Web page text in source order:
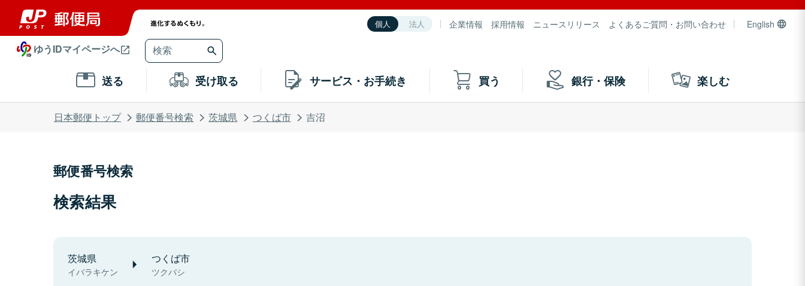
個人 法人 企業情報 採用情報 ニュースリリース よくあるご質問・お問い合わせ English
ゆうIDマイページへ
送る 受け取る サービス・お手続き 買う 銀行・保険 楽しむ
日本郵便トップ 郵便番号検索 茨城県 つくば市 吉沼
郵便番号検索
検索結果
茨城県
イバラキケン
つくば市
ツクバシ